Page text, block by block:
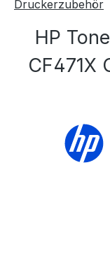
Druckerzubehör
HP
CF471X